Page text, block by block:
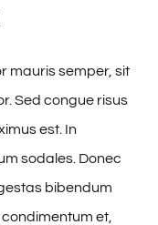
mauris semper, sit
Sed congue risus
est. In
sodales. Donec
bibendum
et,